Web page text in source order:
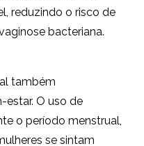
reduzindo o risco de
bacteriana.
também
O uso de
o período menstrual,
se sintam